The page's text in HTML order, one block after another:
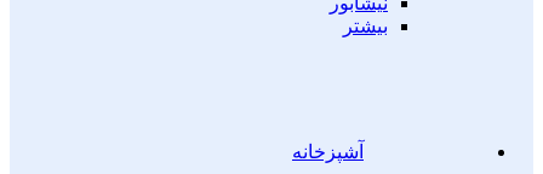
بیشتر
آشپزخانه